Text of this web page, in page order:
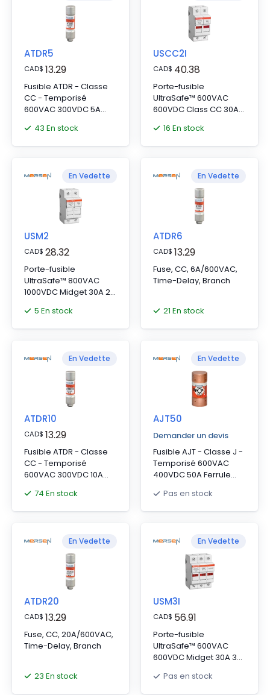
ATDR5
CAD$ 13.29
Fusible ATDR - Classe
CC - Temporisé
600VAC 300VDC 5A
2000®43 En stock
USCC2I
CAD$ 40.38
Porte-fusible
UltraSafe™ 600VAC
600VDC Class CC 30A
Plate IP65
16 En stock
En Vedette
USM2
CAD$ 28.32
Porte-fusible
UltraSafe™ 800VAC
1000VDC Midget 30A 2-
pression IP65
5 En stock
En Vedette
ATDR6
CAD$ 13.29
Fuse, CC, 6A/600VAC,
Time-Delay, Branch
21 En stock
En Vedette
ATDR10
CAD$ 13.29
Fusible ATDR - Classe
CC - Temporisé
600VAC 300VDC 10A
2000®
74 En stock
En Vedette
AJT50
Demander un devis
Fusible AJT - Classe J -
Temporisé 600VAC
400VDC 50A Ferrule
2000®
Pas en stock
En Vedette
ATDR20
CAD$ 13.29
Fuse, CC, 20A/600VAC,
Time-Delay, Branch
23 En stock
En Vedette
USM3I
CAD$ 56.91
Porte-fusible
UltraSafe™ 600VAC
600VDC Midget 30A 3-
IP65Pas en stock